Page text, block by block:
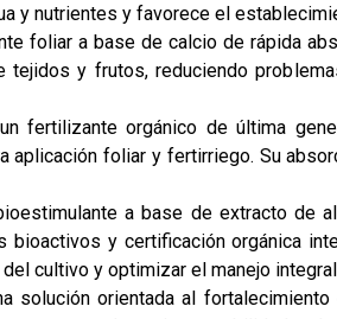
y nutrientes y favorece el
foliar a base de calcio de rápida
tejidos y frutos, reduciendo
fertilizante orgánico de última
aplicación foliar y fertirriego. Su
a base de extracto de
bioactivos y certificación orgánica
cultivo y optimizar el manejo
solución orientada al